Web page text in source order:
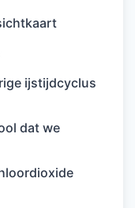
ijstijdcyclus
dat we